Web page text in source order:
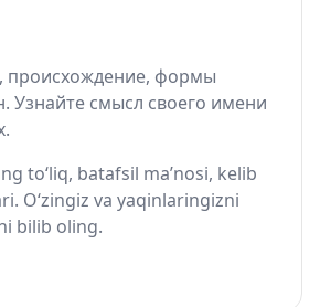
происхождение, формы
Узнайте смысл своего имени
to‘liq, batafsil ma’nosi, kelib
O‘zingiz va yaqinlaringizni
bilib oling.